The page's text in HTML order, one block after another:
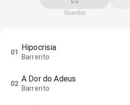
Guardar
01 Hipocrisia
Barrerito
02 A Dor do Adeus
Barrerito